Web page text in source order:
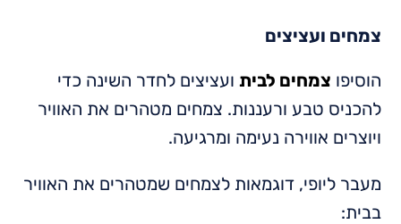
צמחים ועציצים
הוסיפו צמחים לבית ועציצים לחדר השינה כדי
להכניס טבע ורעננות. צמחים מטהרים את האוויר
ויוצרים אווירה נעימה ומרגיעה.
מעבר ליופי, דוגמאות לצמחים שמטהרים את האוויר
בבית: